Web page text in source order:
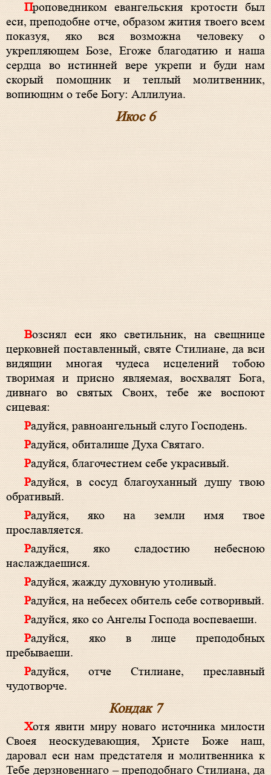
Проповедником евангельския кротости был
еси, преподобне отче, образом жития твоего всем
показуя, яко вся возможна человеку о
укрепляющем Бозе, Егоже благодатию и наша
сердца во истинней вере укрепи и буди нам
скорый помощник и теплый молитвенник,
вопиющим о тебе Богу: Аллилуиа.
Икос 6
Возсиял еси яко светильник, на свещнице
церковней поставленный, святе Стилиане, да вси
видящии многая чудеса исцелений тобою
творимая и присно являемая, восхвалят Бога,
дивнаго во святых Своих, тебе же воспоют
сицевая:
Радуйся, равноангельный слуго Господень.
Радуйся, обиталище Духа Святаго.
Радуйся, благочестием себе украсивый.
Радуйся, в сосуд благоуханный душу твою
обративый.
Радуйся, яко на земли имя твое
прославляется.
Радуйся, яко сладостию небесною
наслаждаешися.
Радуйся, жажду духовную утоливый.
Радуйся, на небесех обитель себе сотворивый.
Радуйся, яко со Ангелы Господа воспеваеши.
Радуйся, яко в лице преподобных
пребываеши.
Радуйся, отче Стилиане, преславный
чудотворче.
Кондак 7
Хотя явити миру новаго источника милости
Своея неоскудевающия, Христе Боже наш,
даровал еси нам предстателя и молитвенника к
Тебе дерзновеннаго – преподобнаго Стилиана, да